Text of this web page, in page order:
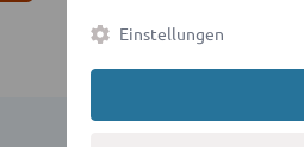
Einstellungen